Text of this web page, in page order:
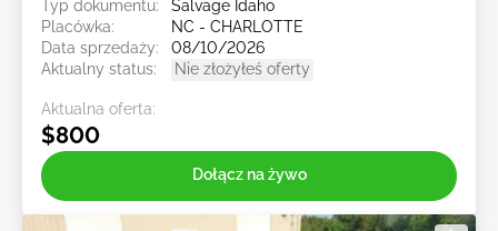
Typ dokumentu:
Salvage Idaho
Placówka:
NC - CHARLOTTE
Data sprzedaży:
08/10/2026
Aktualny status:
Nie złożyłeś oferty
Aktualna oferta:
$800
Dołącz na żywo